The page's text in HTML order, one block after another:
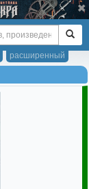
расширенный